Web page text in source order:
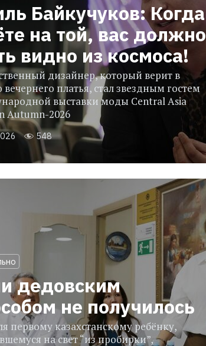
Байкучуков: Когда
на той, вас должно
видно из космоса!
дизайнер, который верит в
платья, стал звездным гостем
выставки моды Central Asia
Autumn-2026
548
дедовским
не получилось
первому казахстанскому ребёнку,
на свет “из пробирки”,